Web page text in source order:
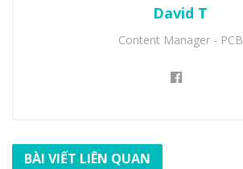
David T
Content Manager - PCB
BÀI VIẾT LIÊN QUAN